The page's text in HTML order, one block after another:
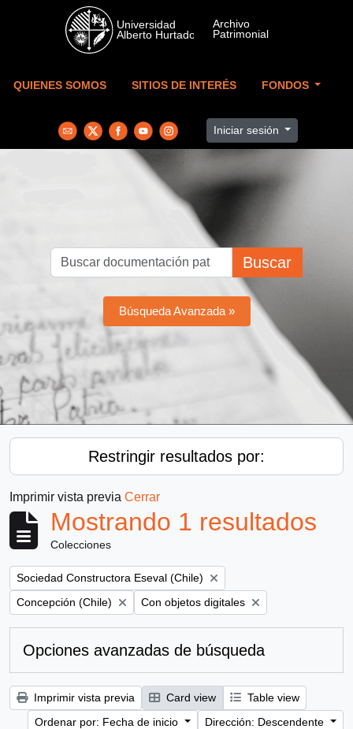
Skip to main content
QUIENES SOMOS SITIOS DE INTERÉS FONDOS
Iniciar sesión
Buscar
Búsqueda Avanzada »
Restringir resultados por:
Imprimir vista previa Cerrar
Mostrando 1 resultados
Colecciones
Remove filter:
Sociedad Constructora Eseval (Chile)
Remove filter:
Concepción (Chile) Remove filter:
Con objetos digitales
Opciones avanzadas de búsqueda
Imprimir vista previa Card view
Table view
Ordenar por: Fecha de inicio
Dirección: Descendente